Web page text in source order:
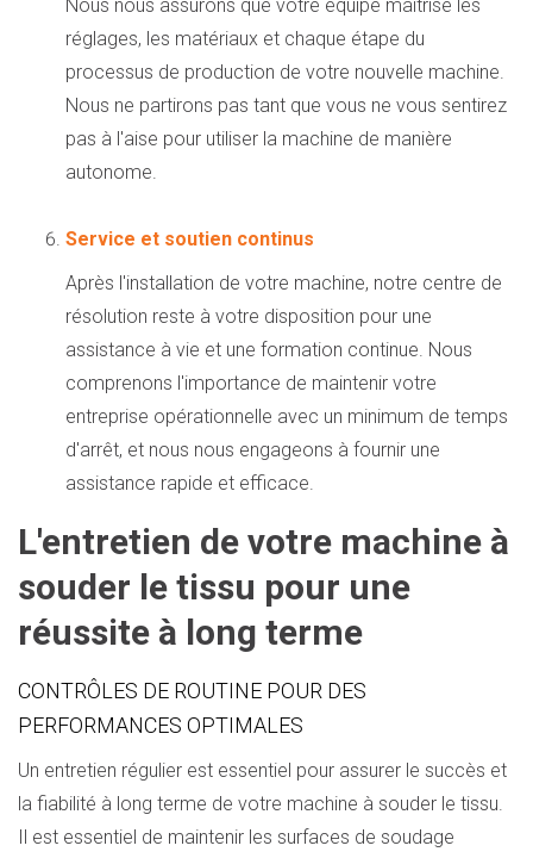
Nous nous assurons que votre équipe maîtrise les
réglages, les matériaux et chaque étape du
processus de production de votre nouvelle machine.
Nous ne partirons pas tant que vous ne vous sentirez
pas à l'aise pour utiliser la machine de manière
autonome.
Service et soutien continus
Après l'installation de votre machine, notre centre de
résolution reste à votre disposition pour une
assistance à vie et une formation continue. Nous
comprenons l'importance de maintenir votre
entreprise opérationnelle avec un minimum de temps
d'arrêt, et nous nous engageons à fournir une
assistance rapide et efficace.
L'entretien de votre machine à
souder le tissu pour une
réussite à long terme
CONTRÔLES DE ROUTINE POUR DES
PERFORMANCES OPTIMALES
Un entretien régulier est essentiel pour assurer le succès et
la fiabilité à long terme de votre machine à souder le tissu.
Il est essentiel de maintenir les surfaces de soudage